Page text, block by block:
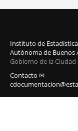
Instituto de
Autónoma de Buenos
Gobierno de la Ciudad
Contacto ✉